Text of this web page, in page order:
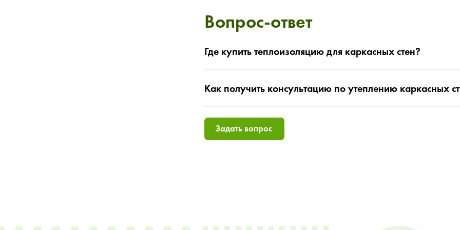
Вопрос-ответ
Где купить теплоизоляцию для каркасных стен?
Как получить консультацию по утеплению каркасных
Задать вопрос